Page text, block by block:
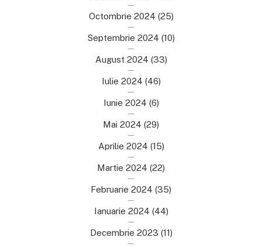
Octombrie 2024 (25)
Septembrie 2024 (10)
August 2024 (33)
Iulie 2024 (46)
Iunie 2024 (6)
Mai 2024 (29)
Aprilie 2024 (15)
Martie 2024 (22)
Februarie 2024 (35)
Ianuarie 2024 (44)
Decembrie 2023 (11)